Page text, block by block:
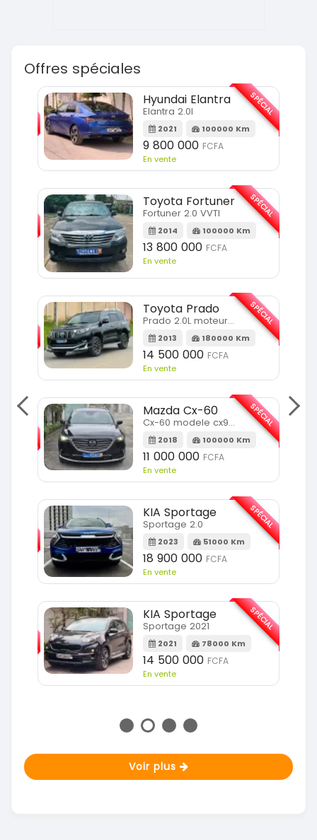
Offres spéciales
SPÉCIAL
Hyundai Elantra
Elantra 2.0l
2021 100000 Km
9 800 000 FCFA
En vente
SPÉCIAL
Toyota Fortuner
Fortuner 2.0 VVTI
2014 100000 Km
13 800 000 FCFA
En vente
SPÉCIAL
Toyota Prado
Prado 2.0L moteur d4d
2013 180000 Km
14 500 000 FCFA
En vente
SPÉCIAL
Mazda Cx-60
Cx-60 modele cx9 full option
2018 100000 Km
11 000 000 FCFA
En vente
SPÉCIAL
KIA Sportage
Sportage 2.0
2023 51000 Km
18 900 000 FCFA
En vente
SPÉCIAL
KIA Sportage
Sportage 2021
2021 78000 Km
14 500 000 FCFA
En vente
SPÉCIAL
Voir plus